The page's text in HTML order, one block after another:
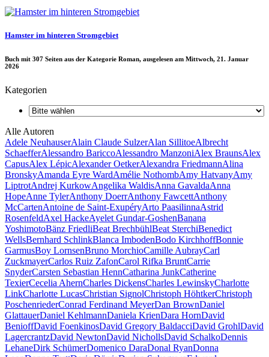
Hamster im hinteren Stromgebiet
Buch mit 307 Seiten aus der Kategorie Roman, ausgelesen am Mittwoch, 21. Januar
2026
Kategorien
Alle Autoren
Adele NeuhauserAlain Claude SulzerAlan SillitoeAlbrecht
SchaefferAlessandro BariccoAlessandro ManzoniAlex BraunsAlex
CapusAlex LépicAlexander OetkerAlexandra FriedmannAlina
BronskyAmanda Eyre WardAmélie NothombAmy HatvanyAmy
LiptrotAndrej KurkowAngelika WaldisAnna GavaldaAnna
HopeAnne TylerAnthony DoerrAnthony FawcettAnthony
McCartenAntoine de Saint-ExupéryArto PaasilinnaAstrid
RosenfeldAxel HackeAyelet Gundar-GoshenBanana
YoshimotoBänz FriedliBeat BrechbühlBeat SterchiBenedict
WellsBernhard SchlinkBlanca ImbodenBodo KirchhoffBonnie
GarmusBoy LornsenBruno MorchioCamille AubrayCarl
ZuckmayerCarlos Ruiz ZafonCarol Rifka BruntCarrie
SnyderCarsten Sebastian HennCatharina JunkCatherine
TexierCecelia AhernCharles DickensCharles LewinskyCharlotte
LinkCharlotte LucasChristian SignolChristoph HöhtkerChristoph
PoschenriederConrad Ferdinand MeyerDan BrownDaniel
GlattauerDaniel KehlmannDaniela KrienDara HornDavid
BenioffDavid FoenkinosDavid Gregory BaldacciDavid GrohlDavid
LagercrantzDavid NewtonDavid NichollsDavid SchalkoDennis
LehaneDirk SchümerDomenico DaraDonal RyanDonna